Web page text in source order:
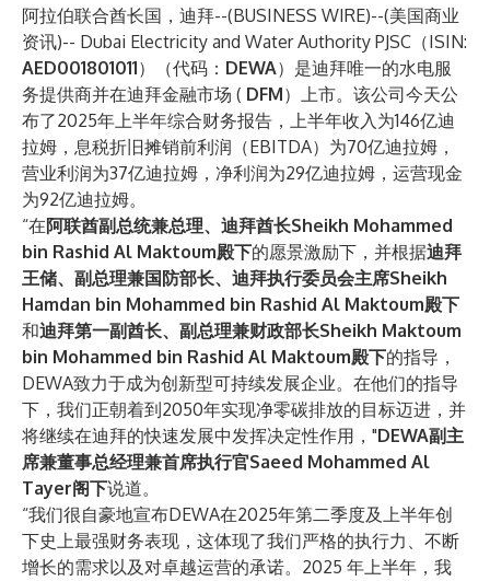
阿拉伯联合酋长国，迪拜--(BUSINESS WIRE)--(美国商业
资讯)-- Dubai Electricity and Water Authority PJSC（ISIN:
AED001801011）（代码： DEWA）是迪拜唯一的水电服
务提供商并在迪拜金融市场 ( DFM）上市。该公司今天公
布了2025年上半年综合财务报告，上半年收入为146亿迪
拉姆，息税折旧摊销前利润（EBITDA）为70亿迪拉姆，
营业利润为37亿迪拉姆，净利润为29亿迪拉姆，运营现金
为92亿迪拉姆。
“在阿联酋副总统兼总理、迪拜酋长Sheikh Mohammed
bin Rashid Al Maktoum殿下的愿景激励下，并根据迪拜
王储、副总理兼国防部长、迪拜执行委员会主席Sheikh
Hamdan bin Mohammed bin Rashid Al Maktoum殿下
和迪拜第一副酋长、副总理兼财政部长Sheikh Maktoum
bin Mohammed bin Rashid Al Maktoum殿下的指导，
DEWA致力于成为创新型可持续发展企业。在他们的指导
下，我们正朝着到2050年实现净零碳排放的目标迈进，并
将继续在迪拜的快速发展中发挥决定性作用，"DEWA副主
席兼董事总经理兼首席执行官Saeed Mohammed Al
Tayer阁下说道。
“我们很自豪地宣布DEWA在2025年第二季度及上半年创
下史上最强财务表现，这体现了我们严格的执行力、不断
增长的需求以及对卓越运营的承诺。2025 年上半年，我